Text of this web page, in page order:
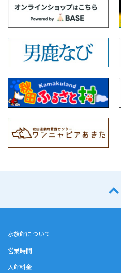
水族館について
営業時間
入館料金